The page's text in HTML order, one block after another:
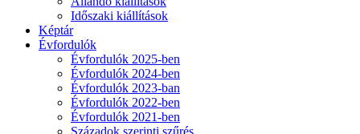
Időszaki kiállítások
Képtár
Évfordulók
Évfordulók 2025-ben
Évfordulók 2024-ben
Évfordulók 2023-ban
Évfordulók 2022-ben
Évfordulók 2021-ben
Századok szerinti szűrés